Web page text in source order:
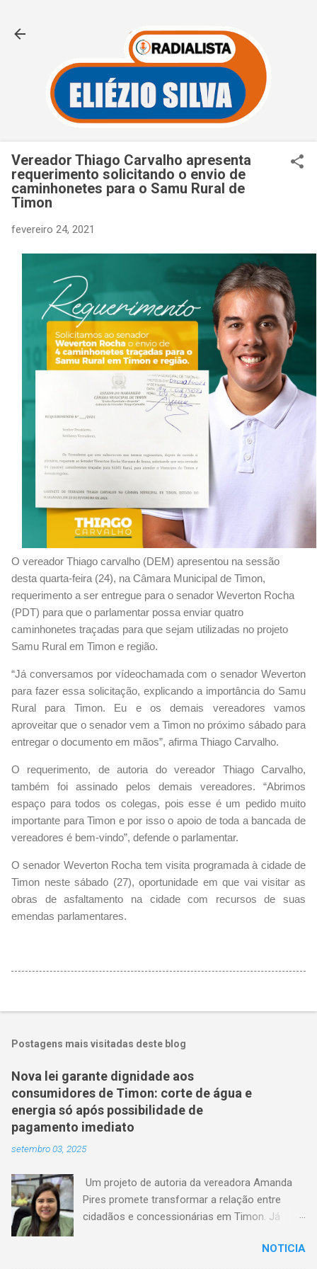
Vereador Thiago Carvalho apresenta
requerimento solicitando o envio de
caminhonetes para o Samu Rural de
Timon
fevereiro 24, 2021
O vereador Thiago carvalho (DEM) apresentou na sessão
desta quarta-feira (24), na Câmara Municipal de Timon,
requerimento a ser entregue para o senador Weverton Rocha
(PDT) para que o parlamentar possa enviar quatro
caminhonetes traçadas para que sejam utilizadas no projeto
Samu Rural em Timon e região.
“Já conversamos por vídeochamada com o senador Weverton
para fazer essa solicitação, explicando a importância do Samu
Rural para Timon. Eu e os demais vereadores vamos
aproveitar que o senador vem a Timon no próximo sábado para
entregar o documento em mãos”, afirma Thiago Carvalho.
O requerimento, de autoria do vereador Thiago Carvalho,
também foi assinado pelos demais vereadores. “Abrimos
espaço para todos os colegas, pois esse é um pedido muito
importante para Timon e por isso o apoio de toda a bancada de
vereadores é bem-vindo”, defende o parlamentar.
O senador Weverton Rocha tem visita programada à cidade de
Timon neste sábado (27), oportunidade em que vai visitar as
obras de asfaltamento na cidade com recursos de suas
emendas parlamentares.
Postagens mais visitadas deste blog
Nova lei garante dignidade aos
consumidores de Timon: corte de água e
energia só após possibilidade de
pagamento imediato
setembro 03, 2025
Um projeto de autoria da vereadora Amanda
Pires promete transformar a relação entre
cidadãos e concessionárias em Timon. Já
estabelece que consumidores terão o direito
NOTICIA